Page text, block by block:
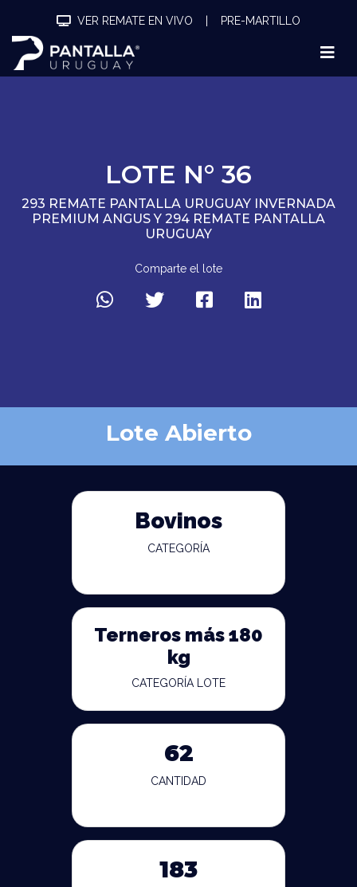
VER REMATE EN VIVO PRE-MARTILLO
LOTE N° 36
293 REMATE PANTALLA URUGUAY INVERNADA
PREMIUM ANGUS Y 294 REMATE PANTALLA
URUGUAY
Comparte el lote
Lote Abierto
Bovinos
CATEGORÍA
Terneros más 180
kg
CATEGORÍA LOTE
62
CANTIDAD
183